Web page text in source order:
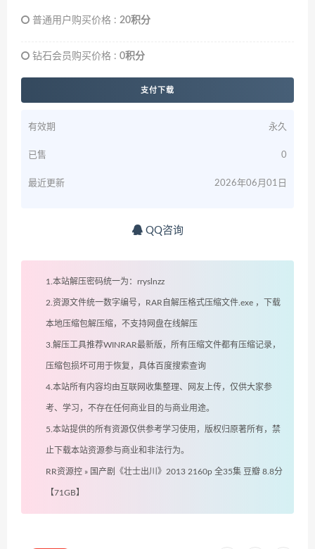
普通用户购买价格 : 20积分
钻石会员购买价格 : 0积分
支付下载
有效期 永久
已售 0
最近更新 2026年06月01日
QQ咨询
1.本站解压密码统一为：rryslnzz
2.资源文件统一数字编号，RAR自解压格式压缩文件.exe ，下载
本地压缩包解压缩，不支持网盘在线解压
3.解压工具推荐WINRAR最新版，所有压缩文件都有压缩记录，
压缩包损坏可用于恢复，具体百度搜索查询
4.本站所有内容均由互联网收集整理、网友上传，仅供大家参
考、学习，不存在任何商业目的与商业用途。
5.本站提供的所有资源仅供参考学习使用，版权归原著所有，禁
止下载本站资源参与商业和非法行为。
RR资源控 » 国产剧《壮士出川》2013 2160p 全35集 豆瓣 8.8分
【71GB】